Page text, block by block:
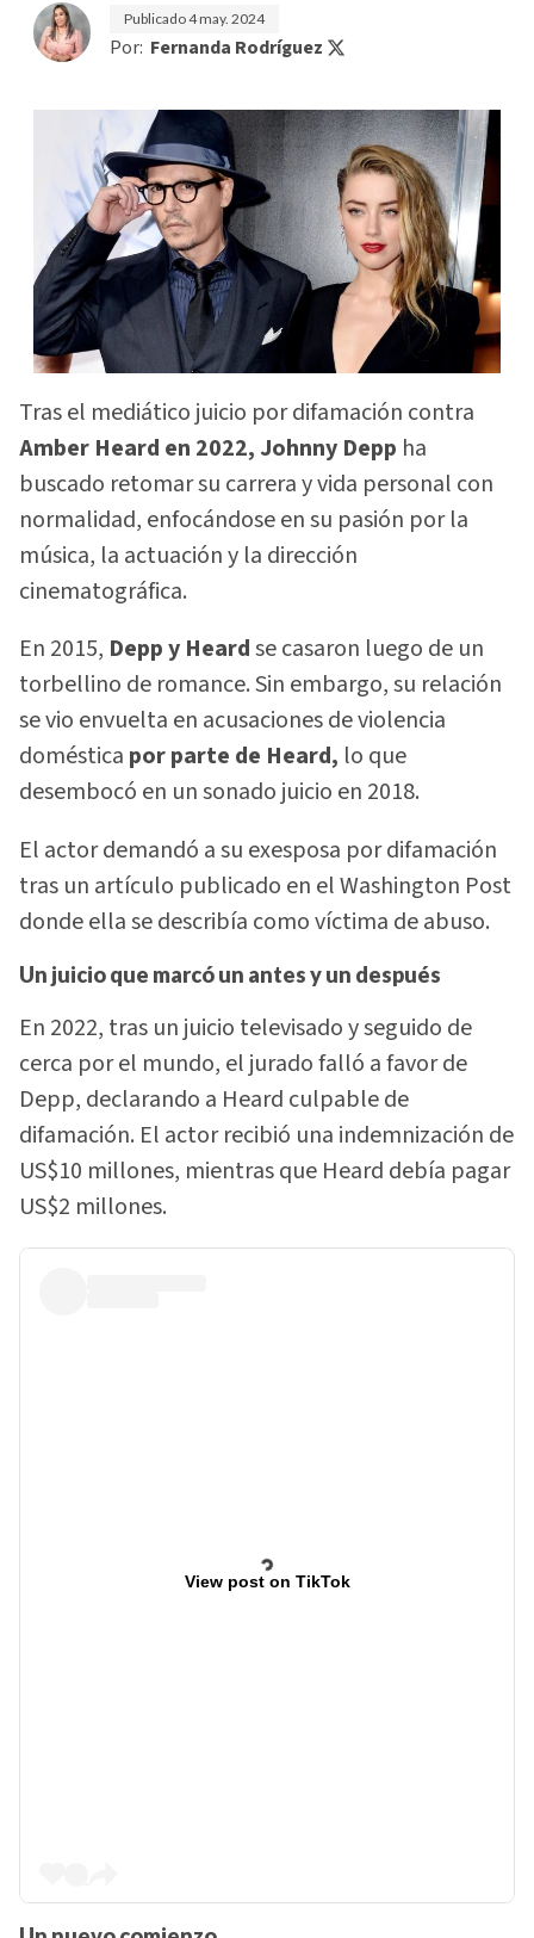
Publicado4 may. 2024
Por: Fernanda Rodríguez
Tras el mediático juicio por difamación contra
Amber Heard en 2022, Johnny Depp ha
buscado retomar su carrera y vida personal con
normalidad, enfocándose en su pasión por la
música, la actuación y la dirección
cinematográfica.
En 2015, Depp y Heardse casaron luego de un
torbellino de romance. Sin embargo, su relación
se vio envuelta en acusaciones de violencia
doméstica por parte de Heard, lo que
desembocó en un sonado juicio en 2018.
El actor demandó a su exesposa por difamación
tras un artículo publicado en el Washington Post
donde ella se describía como víctima de abuso.
Un juicio que marcó un antes y un después
En 2022, tras un juicio televisado y seguido de
cerca por el mundo, el jurado falló a favor de
Depp, declarando a Heard culpable de
difamación. El actor recibió una indemnización de
US$10 millones, mientras que Heard debía pagar
US$2 millones.
View post on TikTok